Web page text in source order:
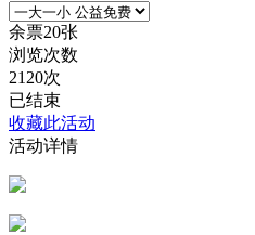
余票20张
浏览次数
2120次
已结束
收藏此活动
活动详情